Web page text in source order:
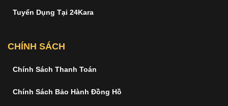
Tuyển Dụng Tại 24Kara
CHÍNH SÁCH
Chính Sách Thanh Toán
Chính Sách Bảo Hành Đồng Hồ